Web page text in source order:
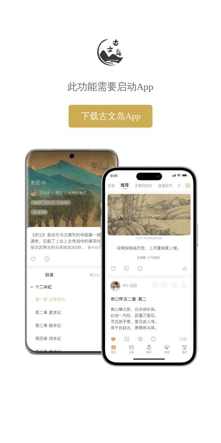
此功能需要启动App
下载古文岛App